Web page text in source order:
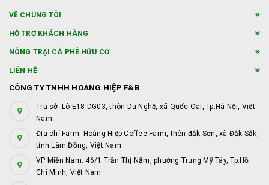
VỀ CHÚNG TÔI
HỖ TRỢ KHÁCH HÀNG
NÔNG TRẠI CÀ PHÊ HỮU CƠ
LIÊN HỆ
CÔNG TY TNHH HOÀNG HIỆP F&B
Trụ sở: Lô E18-DG03, thôn Du Nghệ, xã Quốc Oai, Tp.Hà Nội, Việt
Nam
Địa chỉ Farm: Hoàng Hiệp Coffee Farm, thôn đắk Sơn, xã Đắk Sắk,
tỉnh Lâm Đồng, Việt Nam
VP Miền Nam: 46/1 Trần Thị Năm, phường Trung Mỹ Tây, Tp.Hồ
Chí Minh, Việt Nam